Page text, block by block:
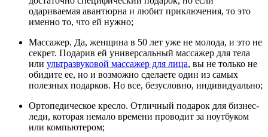
одариваемая авантюрна и любит приключения, то это
именно то, что ей нужно;
Массажер. Да, женщина в 50 лет уже не молода, и это не
секрет. Подарив ей универсальный массажер для тела
или ультразвуковой массажер для лица, вы не только не
обидите ее, но и возможно сделаете один из самых
полезных подарков. Но все, безусловно, индивидуально;
Ортопедическое кресло. Отличный подарок для бизнес-
леди, которая немало времени проводит за ноутбуком
или компьютером;